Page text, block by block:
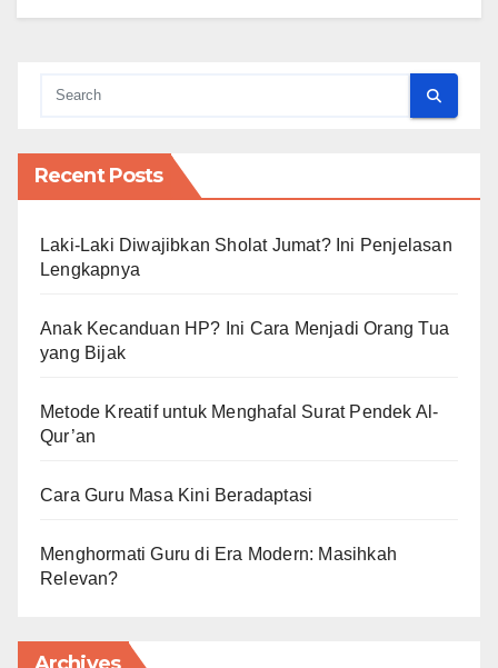
Recent Posts
Laki-Laki Diwajibkan Sholat Jumat? Ini Penjelasan
Lengkapnya
Anak Kecanduan HP? Ini Cara Menjadi Orang Tua
yang Bijak
Metode Kreatif untuk Menghafal Surat Pendek Al-
Qur’an
Cara Guru Masa Kini Beradaptasi
Menghormati Guru di Era Modern: Masihkah
Relevan?